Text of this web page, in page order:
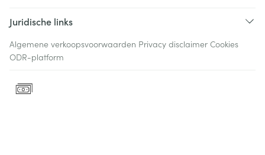
Juridische links
Algemene verkoopsvoorwaarden Privacy disclaimer Cookies
ODR-platform